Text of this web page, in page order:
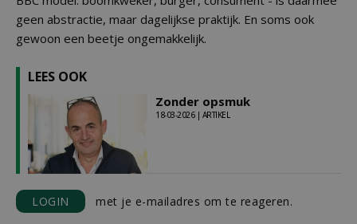
geen abstractie, maar dagelijkse praktijk. En soms ook
gewoon een beetje ongemakkelijk.
LEES OOK
Zonder opsmuk
18-03-2026 | ARTIKEL
LOGIN met je e-mailadres om te reageren.